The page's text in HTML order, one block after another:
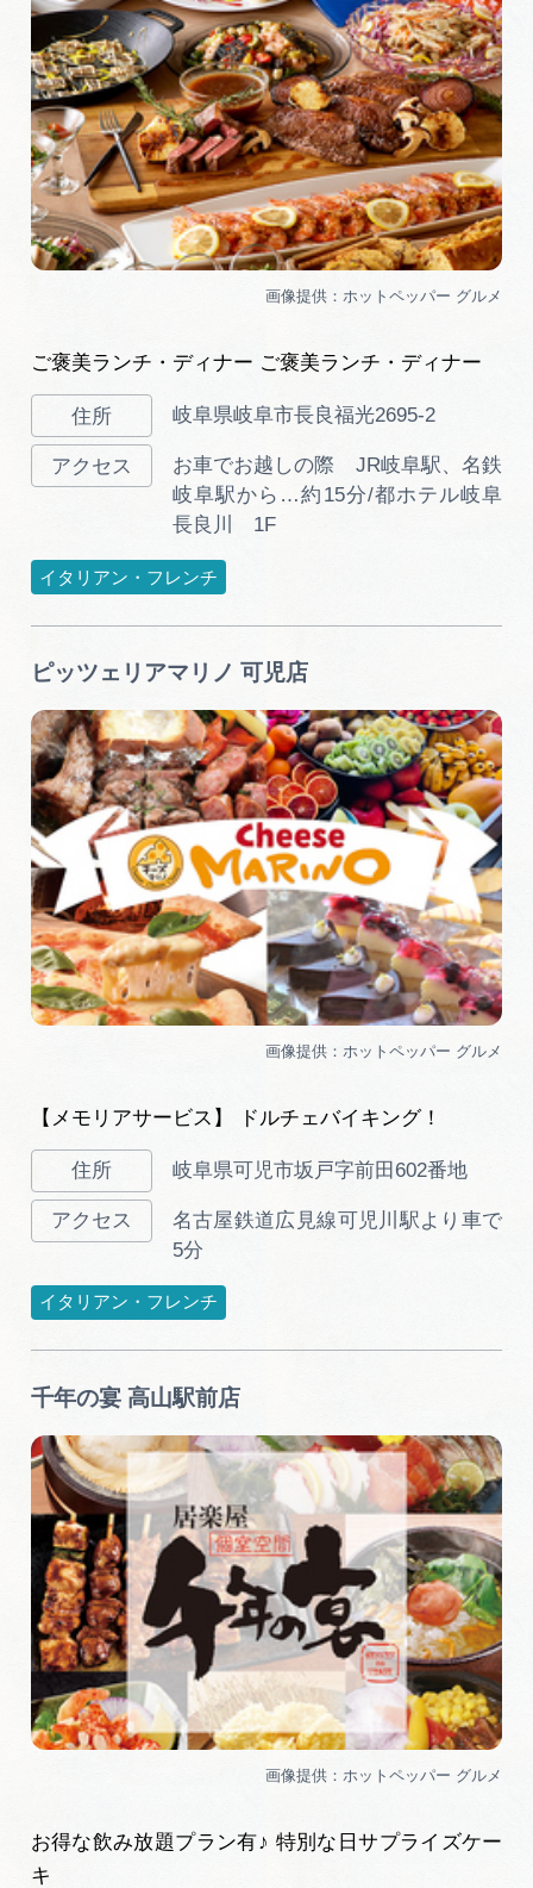
ご褒美ランチ・ディナー ご褒美ランチ・ディナー
岐阜県岐阜市長良福光2695-2
お車でお越しの際 JR岐阜駅、名鉄
岐阜駅から…約15分/都ホテル岐阜
長良川 1F
イタリアン・フレンチ
ピッツェリアマリノ 可児店
【メモリアサービス】 ドルチェバイキング！
岐阜県可児市坂戸字前田602番地
名古屋鉄道広見線可児川駅より車で
5分
イタリアン・フレンチ
千年の宴 高山駅前店
お得な飲み放題プラン有♪ 特別な日サプライズケー
キ